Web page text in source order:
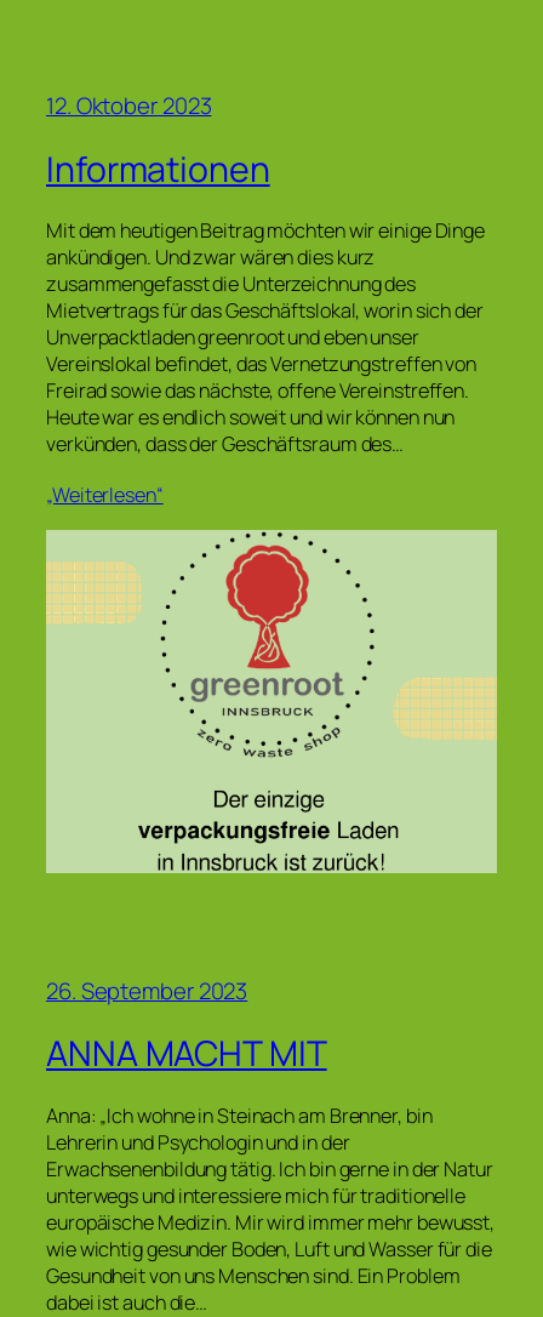
12. Oktober 2023
Informationen
Mit dem heutigen Beitrag möchten wir einige Dinge
ankündigen. Und zwar wären dies kurz
zusammengefasst die Unterzeichnung des
Mietvertrags für das Geschäftslokal, worin sich der
Unverpacktladen greenroot und eben unser
Vereinslokal befindet, das Vernetzungstreffen von
Freirad sowie das nächste, offene Vereinstreffen.
Heute war es endlich soweit und wir können nun
verkünden, dass der Geschäftsraum des…
„Weiterlesen“
26. September 2023
ANNA MACHT MIT
Anna: „Ich wohne in Steinach am Brenner, bin
Lehrerin und Psychologin und in der
Erwachsenenbildung tätig. Ich bin gerne in der Natur
unterwegs und interessiere mich für traditionelle
europäische Medizin. Mir wird immer mehr bewusst,
wie wichtig gesunder Boden, Luft und Wasser für die
Gesundheit von uns Menschen sind. Ein Problem
dabei ist auch die…